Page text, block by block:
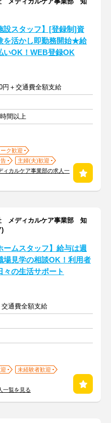
設スタッフ】[登録制]資
を活かし即勤務開始★給
いOK！WEB登録OK
円＋交通費全額支給
間以上
ク歓迎
主婦(夫)歓迎
カルケア事業部の求人一
メディカルケア事業部 知
ームスタッフ】給与は週
見学の相談OK！利用者
々の生活サポート
通費全額支給
未経験者歓迎
一覧を見る